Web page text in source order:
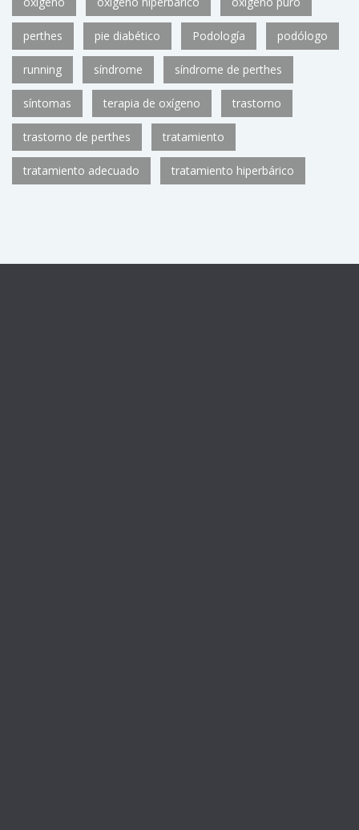
perthes pie diabético Podología podólogo
running síndrome síndrome de perthes
síntomas terapia de oxígeno trastorno
trastorno de perthes tratamiento
tratamiento adecuado tratamiento hiperbárico